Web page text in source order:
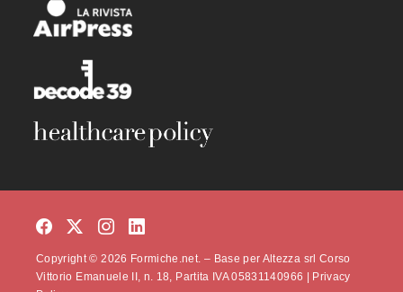
Copyright © 2026 Formiche.net. – Base per Altezza srl Corso
Vittorio Emanuele II, n. 18, Partita IVA 05831140966 | Privacy